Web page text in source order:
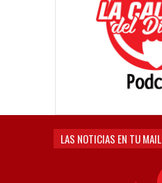
LAS NOTICIAS EN TU MAIL